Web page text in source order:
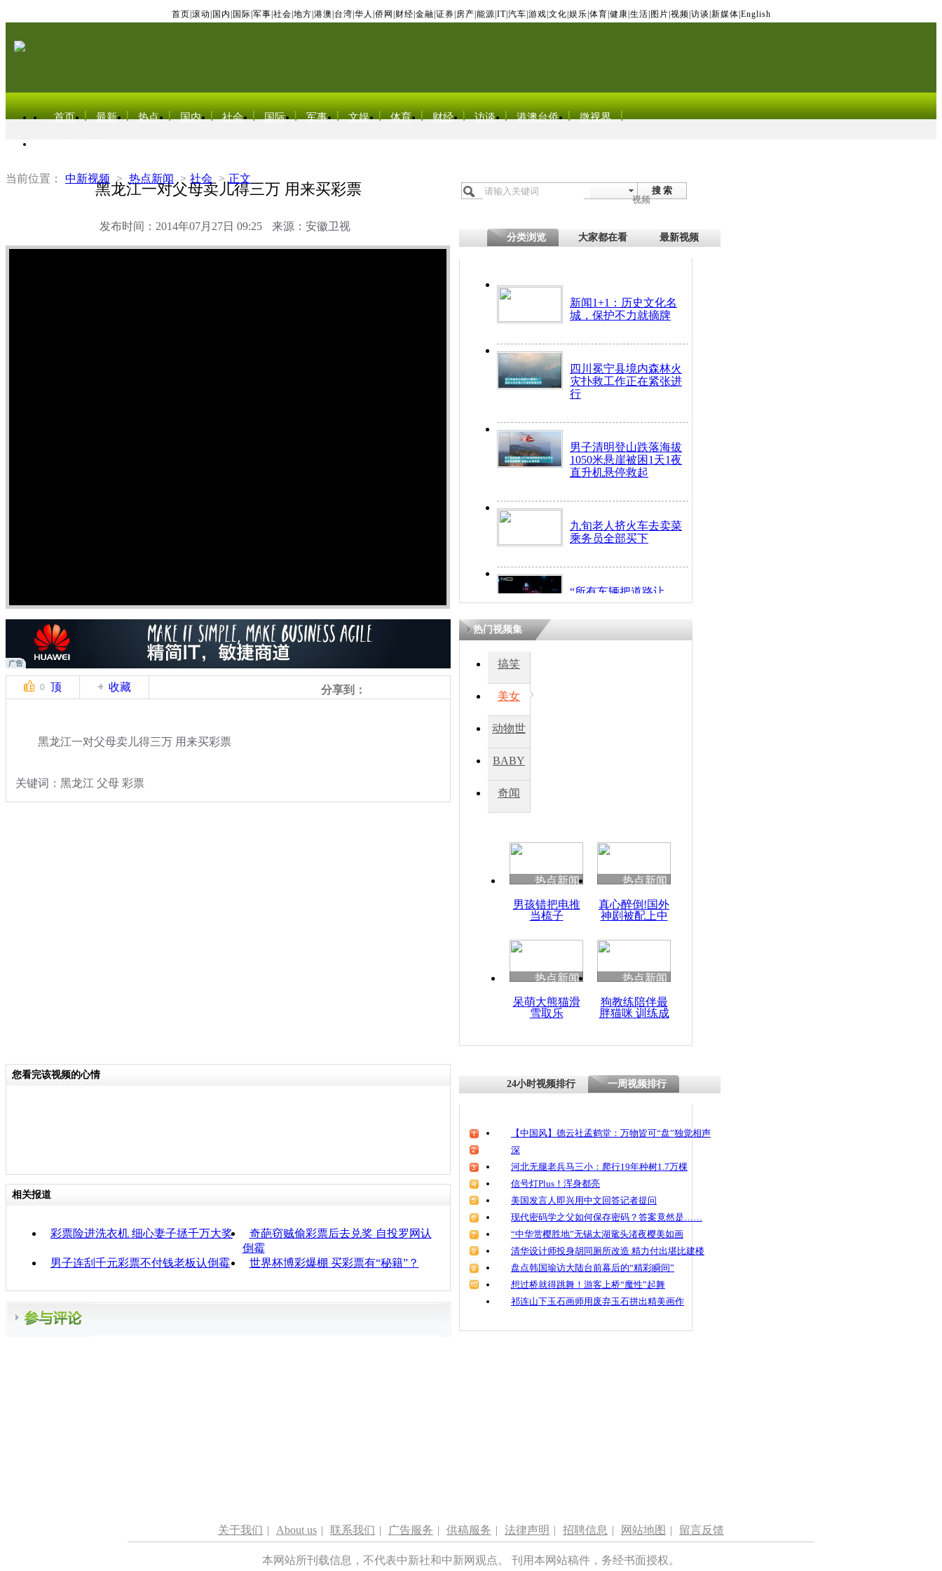
首页 滚动 国内 国际 军事 社会 地方 港澳 台湾 华人 侨网 财经 金融 证券 房产 能源 IT| 汽车 游戏 文化 娱乐 体育 健康 生活 图片 视频 访谈 新媒体 English
首页 最新 热点 国内 社会 国际 军事 文娱 体育 财经 访谈 港澳台侨 微视界
当前位置： 中新视频 > 热点新闻 > 社会 > 正文
黑龙江一对父母卖儿得三万 用来买彩票
发布时间：2014年07月27日 09:25 来源：安徽卫视
搜 索
视频
分类浏览 大家都在看 最新视频
新闻1+1：历史文化名
城，保护不力就摘牌
四川冕宁县境内森林火
灾扑救工作正在紧张进
行
男子清明登山跌落海拔
1050米悬崖被困1天1夜
直升机悬停救起
九旬老人挤火车去卖菜
乘务员全部买下
“所有车辆把道路让
开！”儿童突发疾病交
因
度苗族花山节
魂
0 顶 收藏 分享到：
黑龙江一对父母卖儿得三万 用来买彩票
关键词：黑龙江 父母 彩票
热门视频集
搞笑
美女
动物世
BABY
秀
奇闻
热点新闻
男孩错把电推
当梳子
热点新闻
真心醉倒!国外
神剧被配上中
热点新闻
呆萌大熊猫滑
雪取乐
热点新闻
狗教练陪伴最
胖猫咪 训练成
您看完该视频的心情
相关报道
彩票险进洗衣机 细心妻子拯千万大奖
奇葩窃贼偷彩票后去兑奖 自投罗网认
倒霉
男子连刮千元彩票不付钱老板认倒霉
世界杯博彩爆棚 买彩票有“秘籍”？
24小时视频排行 一周视频排行
【中国风】德云社孟鹤堂：万物皆可“盘”独觉相声
深
河北无腿老兵马三小：爬行19年种树1.7万棵
信号灯Plus！浑身都亮
美国发言人即兴用中文回答记者提问
现代密码学之父如何保存密码？答案竟然是……
“中华赏樱胜地”无锡太湖鼋头渚夜樱美如画
清华设计师投身胡同厕所改造 精力付出堪比建楼
盘点韩国瑜访大陆台前幕后的“精彩瞬间”
想过桥就得跳舞！游客上桥“魔性”起舞
祁连山下玉石画师用废弃玉石拼出精美画作
关于我们 | About us | 联系我们 | 广告服务 | 供稿服务 | 法律声明 | 招聘信息 | 网站地图 | 留言反馈
本网站所刊载信息，不代表中新社和中新网观点。 刊用本网站稿件，务经书面授权。